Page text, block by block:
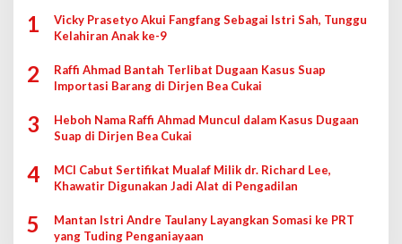
1
Vicky Prasetyo Akui Fangfang Sebagai Istri Sah, Tunggu
Kelahiran Anak ke-9
2
Raffi Ahmad Bantah Terlibat Dugaan Kasus Suap
Importasi Barang di Dirjen Bea Cukai
3
Heboh Nama Raffi Ahmad Muncul dalam Kasus Dugaan
Suap di Dirjen Bea Cukai
4
MCI Cabut Sertifikat Mualaf Milik dr. Richard Lee,
Khawatir Digunakan Jadi Alat di Pengadilan
5
Mantan Istri Andre Taulany Layangkan Somasi ke PRT
yang Tuding Penganiayaan